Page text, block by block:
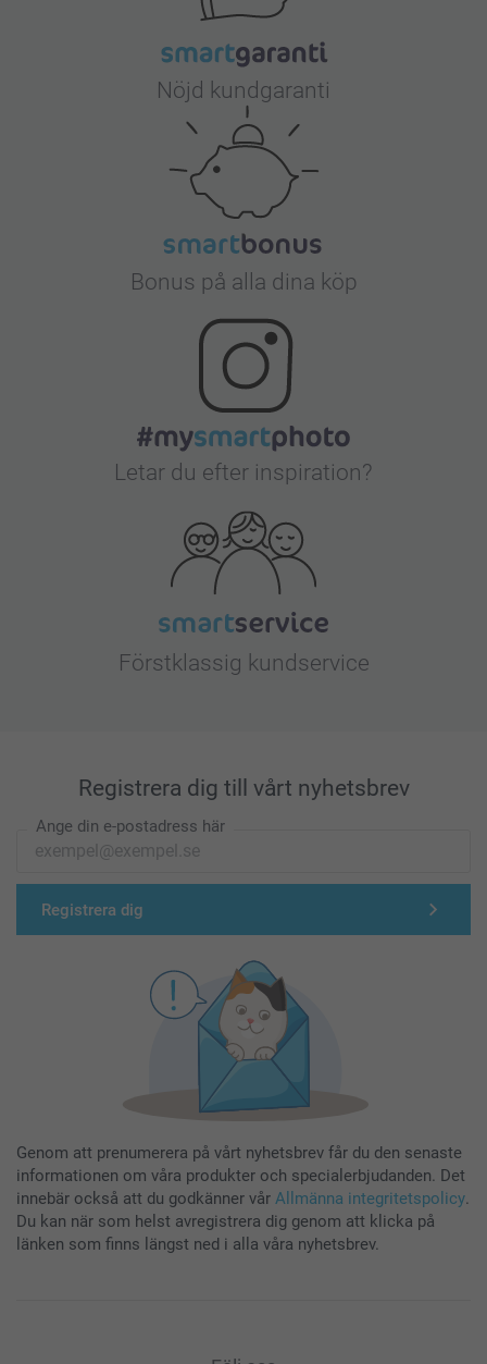
Nöjd kundgaranti
Bonus på alla dina köp
Letar du efter inspiration?
Förstklassig kundservice
Registrera dig till vårt nyhetsbrev
Ange din e-postadress här
Registrera dig
Genom att prenumerera på vårt nyhetsbrev får du den senaste
informationen om våra produkter och specialerbjudanden. Det
innebär också att du godkänner vår Allmänna integritetspolicy.
Du kan när som helst avregistrera dig genom att klicka på
länken som finns längst ned i alla våra nyhetsbrev.